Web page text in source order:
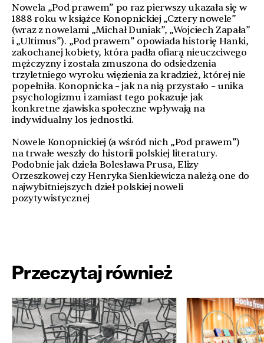
Nowela „Pod prawem” po raz pierwszy ukazała się w
1888 roku w książce Konopnickiej „Cztery nowele”
(wraz z nowelami „Michał Duniak”, „Wojciech Zapała”
i „Ultimus”). „Pod prawem” opowiada historię Hanki,
zakochanej kobiety, która padła ofiarą nieuczciwego
mężczyzny i została zmuszona do odsiedzenia
trzyletniego wyroku więzienia za kradzież, której nie
popełniła. Konopnicka – jak na nią przystało – unika
psychologizmu i zamiast tego pokazuje jak
konkretne zjawiska społeczne wpływają na
indywidualny los jednostki.
Nowele Konopnickiej (a wśród nich „Pod prawem”)
na trwałe weszły do historii polskiej literatury.
Podobnie jak dzieła Bolesława Prusa, Elizy
Orzeszkowej czy Henryka Sienkiewicza należą one do
najwybitniejszych dzieł polskiej noweli
pozytywistycznej
Przeczytaj również